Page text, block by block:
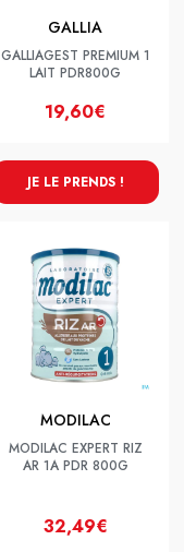
GALLIA
GALLIAGEST PREMIUM 1
LAIT PDR800G
19,60€
JE LE PRENDS !
MODILAC
MODILAC EXPERT RIZ
AR 1A PDR 800G
32,49€